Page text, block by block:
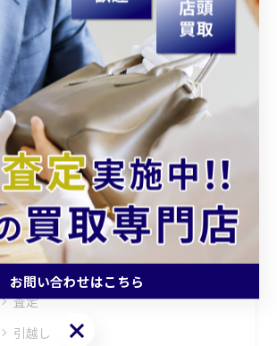
関連タグ
#買取 #生前整理 #遺品整理
カテゴリー Categories
全てのカテゴリー
査定
引越し
お問い合わせはこちら
お問い合わせはこちら